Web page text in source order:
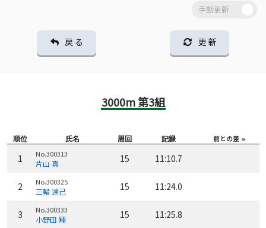
戻 る 更 新
3000m 第3組
順位 氏名 周回 記録 前との差
1 No.300313
片山 真 15 11:10.7
2 No.300325
三輪 達己 15 11:24.0
3 No.300333
小野田 翔 15 11:25.8